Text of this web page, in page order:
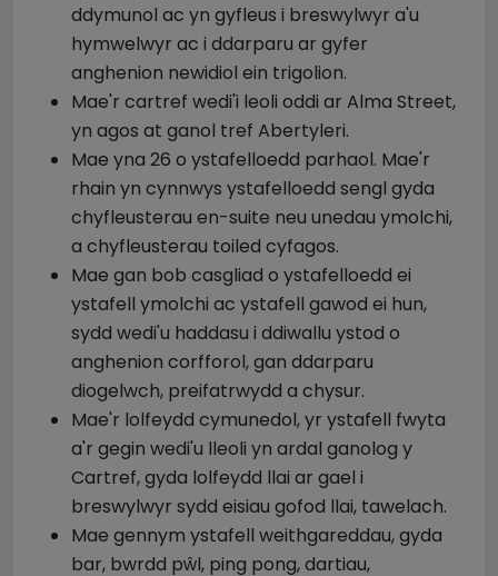
ddymunol ac yn gyfleus i breswylwyr a'u
hymwelwyr ac i ddarparu ar gyfer
anghenion newidiol ein trigolion.
Mae'r cartref wedi'i leoli oddi ar Alma Street,
yn agos at ganol tref Abertyleri.
Mae yna 26 o ystafelloedd parhaol. Mae'r
rhain yn cynnwys ystafelloedd sengl gyda
chyfleusterau en-suite neu unedau ymolchi,
a chyfleusterau toiled cyfagos.
Mae gan bob casgliad o ystafelloedd ei
ystafell ymolchi ac ystafell gawod ei hun,
sydd wedi'u haddasu i ddiwallu ystod o
anghenion corfforol, gan ddarparu
diogelwch, preifatrwydd a chysur.
Mae'r lolfeydd cymunedol, yr ystafell fwyta
a'r gegin wedi'u lleoli yn ardal ganolog y
Cartref, gyda lolfeydd llai ar gael i
breswylwyr sydd eisiau gofod llai, tawelach.
Mae gennym ystafell weithgareddau, gyda
bar, bwrdd pŵl, ping pong, dartiau,